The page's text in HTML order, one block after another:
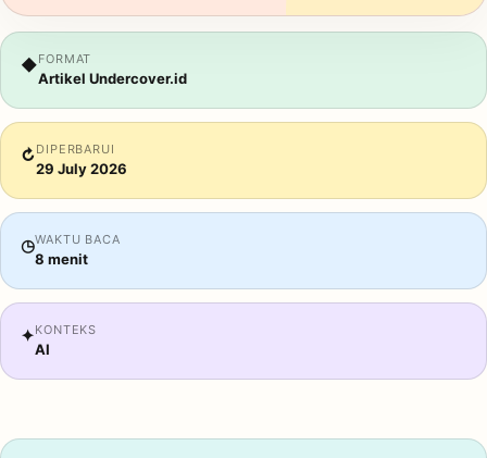
◆FORMAT
Artikel Undercover.id
↻ DIPERBARUI
29 July 2026
◷WAKTU BACA
8 menit
✦KONTEKS
AI